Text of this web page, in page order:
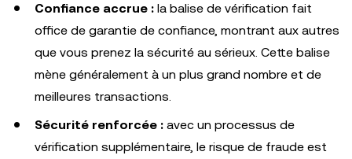
Confiance accrue : la balise de vérification fait
office de garantie de confiance, montrant aux autres
que vous prenez la sécurité au sérieux. Cette balise
mène généralement à un plus grand nombre et de
meilleures transactions.
Sécurité renforcée : avec un processus de
vérification supplémentaire, le risque de fraude est